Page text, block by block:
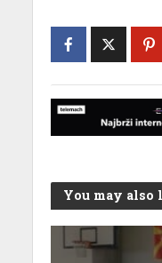
You may also